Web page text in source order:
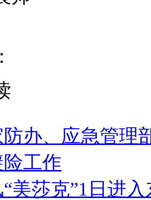
防办、应急管理
工作
“美莎克”1日进